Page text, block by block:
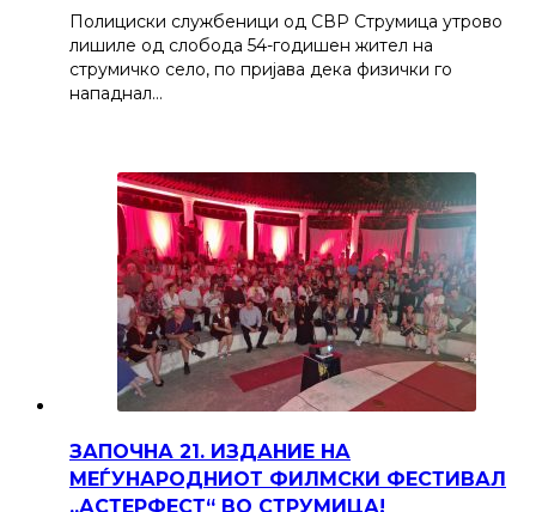
Полициски службеници од СВР Струмица утрово
лишиле од слобода 54-годишен жител на
струмичко село, по пријава дека физички го
нападнал…
ЗАПОЧНА 21. ИЗДАНИЕ НА
МЕЃУНАРОДНИОТ ФИЛМСКИ ФЕСТИВАЛ
„АСТЕРФЕСТ“ ВО СТРУМИЦА!